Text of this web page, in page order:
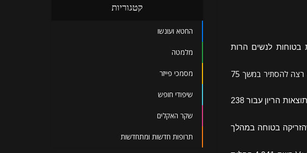
קטגוריות
החטא ועונשו
מלמטה
מסמכי פייזר
שיפודי חופש
שקר האקלים
תרופות חדשות ומתחדשות
שהזריקות בטוחות לנשים הרות
בינתיים, נתונים של פייזר שפורסמו בהוראת בית המשפט – שמנהל המזון והתרופות האמריקני רצה להסתיר במשך 75
השיעור האמיתי עשוי להיות גבוה יותר או נמוך יותר, מכיוון שפייזר לא רשמה או דיווחה על תוצאות הריון עבור 238
בטוחה במהלך